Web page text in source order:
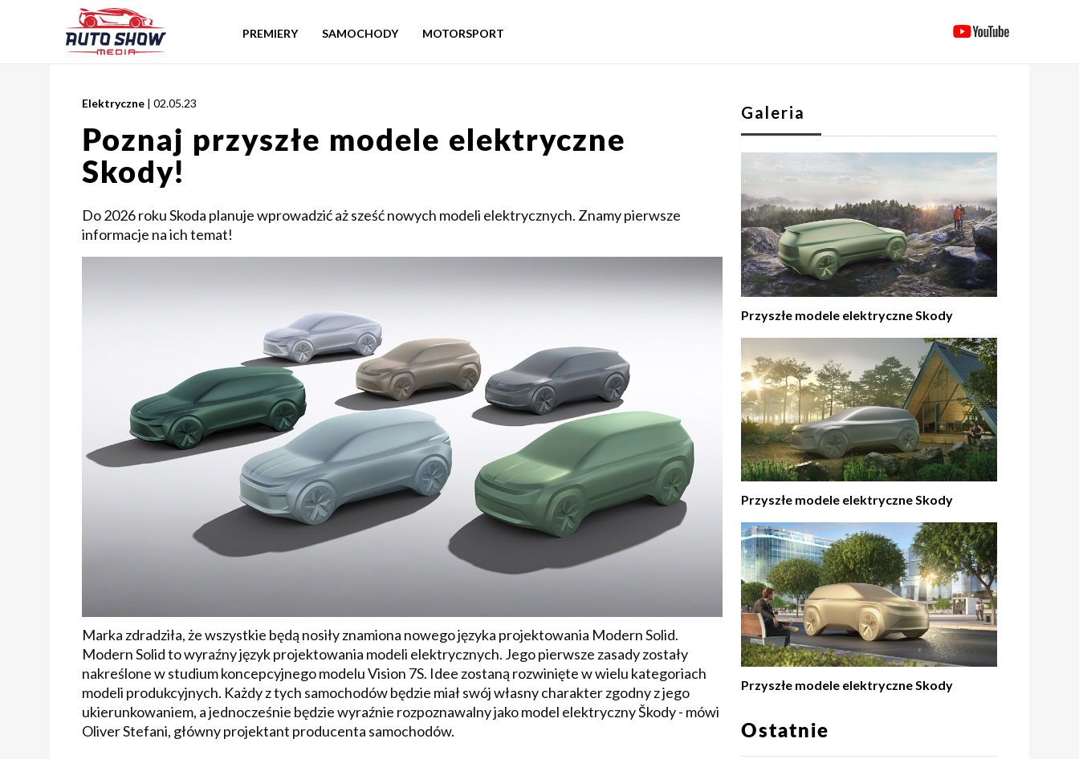
PREMIERY SAMOCHODY MOTORSPORT
Elektryczne | 02.05.23
Poznaj przyszłe modele elektryczne
Skody!
Do 2026 roku Skoda planuje wprowadzić aż sześć nowych modeli elektrycznych. Znamy pierwsze
informacje na ich temat!
Marka zdradziła, że wszystkie będą nosiły znamiona nowego języka projektowania Modern Solid.
Modern Solid to wyraźny język projektowania modeli elektrycznych. Jego pierwsze zasady zostały
nakreślone w studium koncepcyjnego modelu Vision 7S. Idee zostaną rozwinięte w wielu kategoriach
modeli produkcyjnych. Każdy z tych samochodów będzie miał swój własny charakter zgodny z jego
ukierunkowaniem, a jednocześnie będzie wyraźnie rozpoznawalny jako model elektryczny Škody - mówi
Oliver Stefani, główny projektant producenta samochodów.
Galeria
Przyszłe modele elektryczne Skody
Przyszłe modele elektryczne Skody
Przyszłe modele elektryczne Skody
Ostatnie